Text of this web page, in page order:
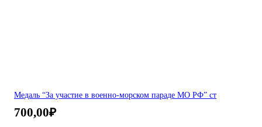
Медаль “За участие в военно-морском параде МО РФ” ст
700,00₽